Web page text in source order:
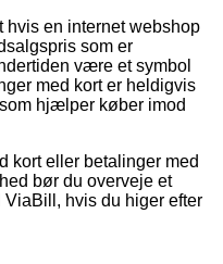
en internet webshop
som er
være et symbol
med kort er heldigvis
hjælper køber imod
kort eller betalinger med
bør du overveje et
hvis du higer efter